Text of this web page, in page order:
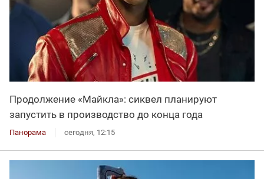
Продолжение «Майкла»: сиквел планируют
запустить в производство до конца года
Панорама сегодня, 12:15